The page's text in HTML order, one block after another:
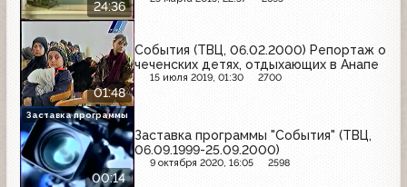
24:36
01:48
События (ТВЦ, 06.02.2000) Репортаж о
чеченских детях, отдыхающих в Анапе
15 июля 2019, 01:30 2700
00:14
Заставка программы "События" (ТВЦ,
06.09.1999-25.09.2000)
9 октября 2020, 16:05 2598
Заставка программы